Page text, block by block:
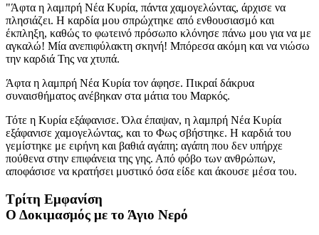
"Άφτα η λαμπρή Νέα Κυρία, πάντα χαμογελώντας, άρχισε να
πλησιάζει. Η καρδία μου σπρώχτηκε από ενθουσιασμό και
έκπληξη, καθώς το φωτεινό πρόσωπο κλόνησε πάνω μου για να με
αγκαλώ! Μία ανεπιφύλακτη σκηνή! Μπόρεσα ακόμη και να νιώσω
την καρδιά Της να χτυπά.
Άφτα η λαμπρή Νέα Κυρία τον άφησε. Πικραί δάκρυα
συναισθήματος ανέβηκαν στα μάτια του Μαρκός.
Τότε η Κυρία εξάφανισε. Όλα έπαψαν, η λαμπρή Νέα Κυρία
εξάφανισε χαμογελώντας, και το Φως σβήστηκε. Η καρδιά του
γεμίστηκε με ειρήνη και βαθιά αγάπη; αγάπη που δεν υπήρχε
πούθενα στην επιφάνεια της γης. Από φόβο των ανθρώπων,
αποφάσισε να κρατήσει μυστικό όσα είδε και άκουσε μέσα του.
Τρίτη Εμφανίση
Ο Δοκιμασμός με το Άγιο Νερό